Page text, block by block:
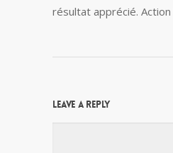
résultat apprécié. Action
Leave a Reply